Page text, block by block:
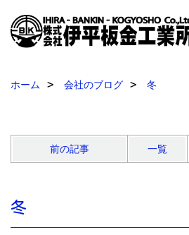
ホーム 会社のブログ 冬
前の記事 一覧
冬